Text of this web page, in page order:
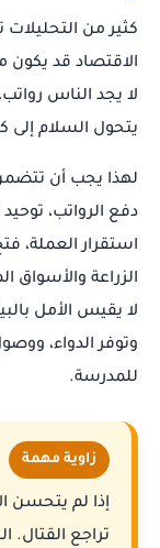
كثير من التحليلات
الاقتصاد قد يكون
لا يجد الناس
يتحول السلام إلى
لهذا يجب أن
دفع الرواتب،
استقرار العملة،
الزراعة والأسواق
لا يقيس الأمل
وتوفر الدواء،
للمدرسة.
زاوية مهمة
إذا لم يتحسن
تراجع القتال.